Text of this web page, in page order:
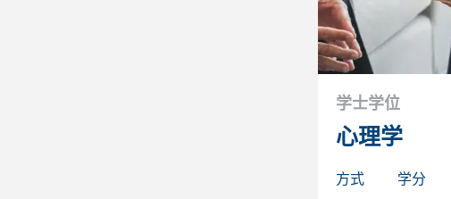
学士学位
心理学
方式 学分